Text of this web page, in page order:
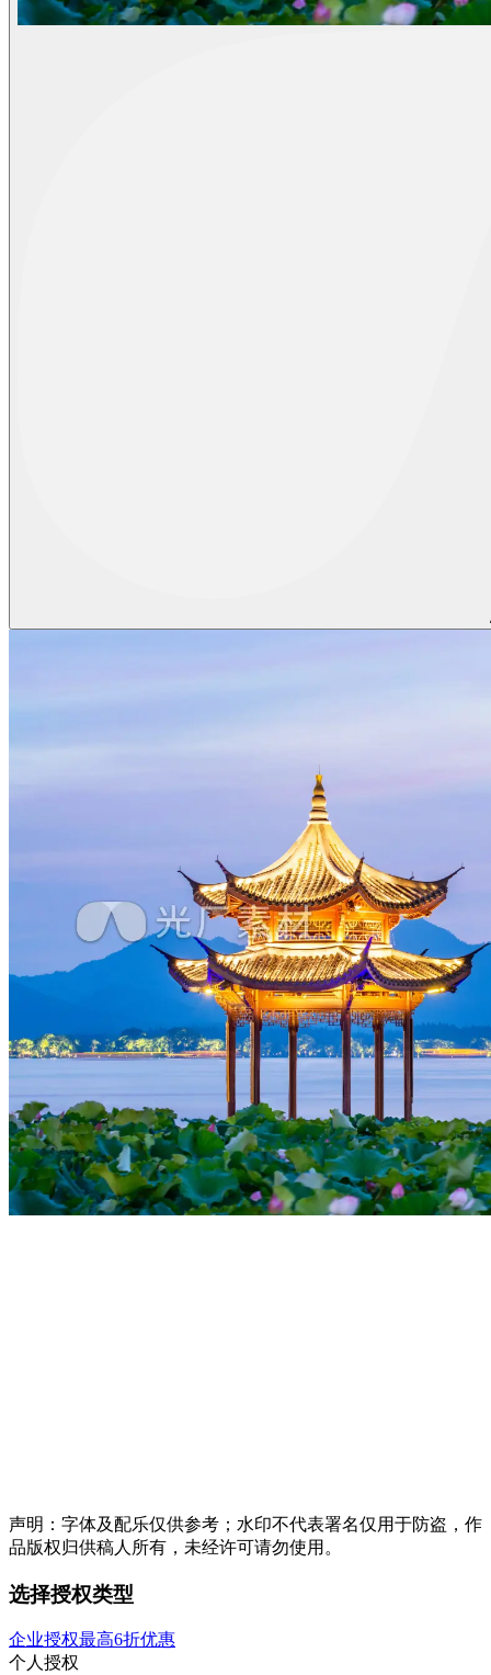
声明：字体及配乐仅供参考；水印不代表署名仅用于防盗，作
品版权归供稿人所有，未经许可请勿使用。
选择授权类型
企业授权最高6折优惠
个人授权